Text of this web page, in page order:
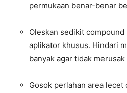
permukaan benar-benar
Oleskan sedikit compound
aplikator khusus. Hindari
banyak agar tidak merusak
Gosok perlahan area lecet